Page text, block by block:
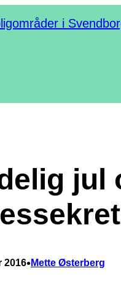
jul
2016•Mette Østerberg